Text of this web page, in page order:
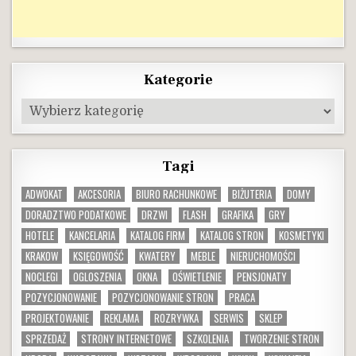
Kategorie
Kategorie
Tagi
ADWOKAT AKCESORIA BIURO RACHUNKOWE BIŻUTERIA
DOMY
DORADZTWO PODATKOWE
DRZWI FLASH GRAFIKA
GRY
HOTELE
KANCELARIA KATALOG FIRM KATALOG STRON
KOSMETYKI
KRAKOW
KSIĘGOWOŚĆ KWATERY MEBLE
NIERUCHOMOŚCI
NOCLEGI
OGLOSZENIA OKNA OŚWIETLENIE
PENSJONATY
POZYCJONOWANIE
POZYCJONOWANIE STRON
PRACA
PROJEKTOWANIE
REKLAMA ROZRYWKA SERWIS
SKLEP
SPRZEDAŻ
STRONY INTERNETOWE SZKOLENIA
TWORZENIE STRON